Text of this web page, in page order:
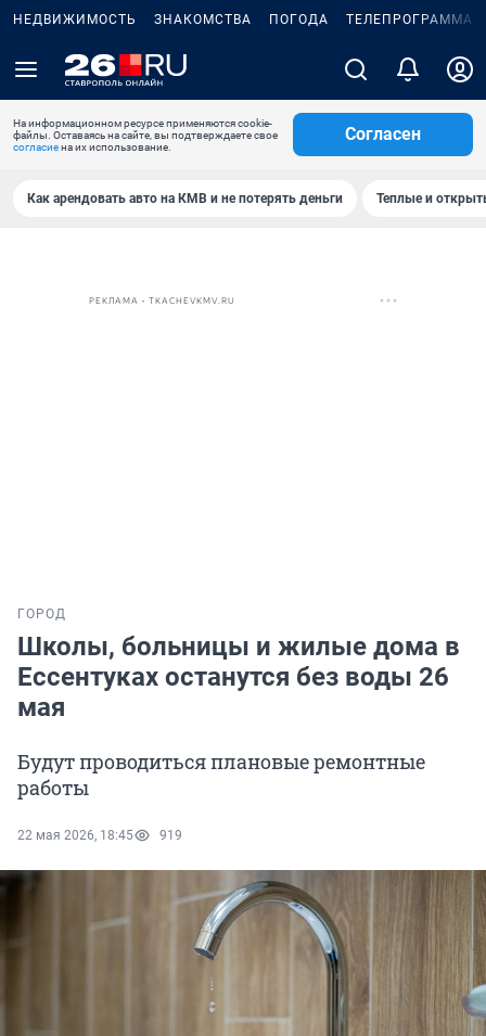
НЕДВИЖИМОСТЬ ЗНАКОМСТВА ПОГОДА ТЕЛЕПРОГРАММА
На информационном ресурсе применяются cookie-
файлы. Оставаясь на сайте, вы подтверждаете свое
согласиена их использование.
Согласен
Как арендовать авто на КМВ и не потерять деньги Теплые и
РЕКЛАМА • TKACHEVKMV.RU
ГОРОД
Школы, больницы и жилые дома в
Ессентуках останутся без воды 26
мая
Будут проводиться плановые ремонтные
работы
22 мая 2026, 18:45 919